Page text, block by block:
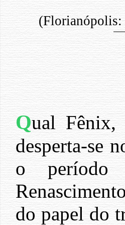
Qual Fênix,
desperta-se
o
do papel do